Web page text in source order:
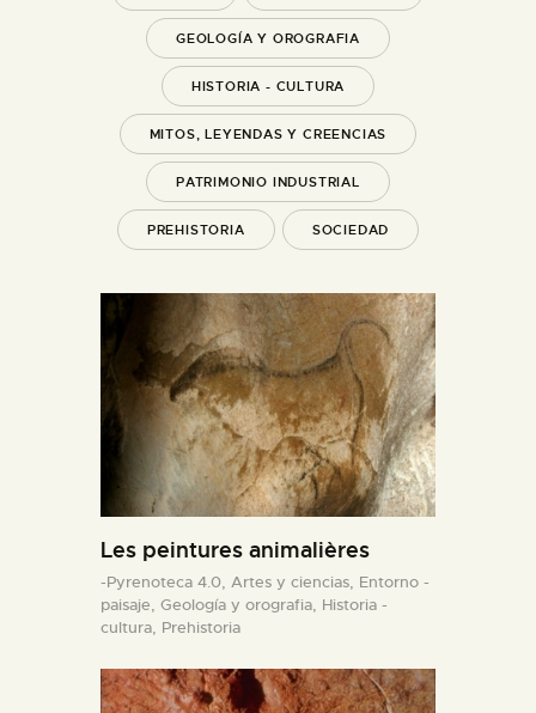
GEOLOGÍA Y OROGRAFIA
HISTORIA - CULTURA
MITOS, LEYENDAS Y CREENCIAS
PATRIMONIO INDUSTRIAL
PREHISTORIA SOCIEDAD
Les peintures animalières
-Pyrenoteca 4.0, Artes y ciencias, Entorno -
paisaje, Geología y orografia, Historia -
cultura, Prehistoria